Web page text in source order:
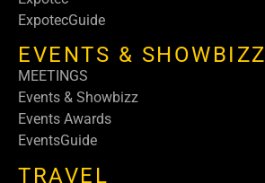
ExpotecGuide
EVENTS & SHOWBIZZ
MEETINGS
Events & Showbizz
Events Awards
EventsGuide
TRAVEL